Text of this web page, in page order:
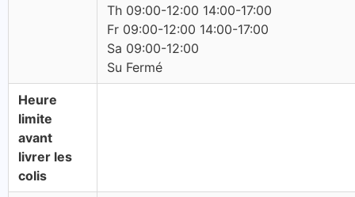
Th 09:00-12:00 14:00-17:00
Fr 09:00-12:00 14:00-17:00
Sa 09:00-12:00
Su Fermé
Heure
limite
avant
livrer les
colis